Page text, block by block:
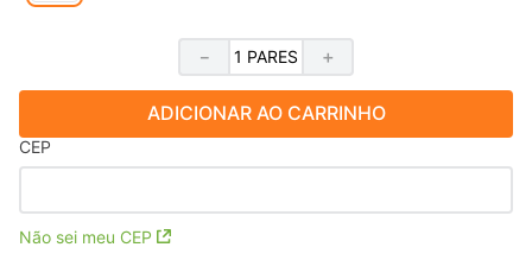
＋
－
ADICIONAR AO CARRINHO
CEP
Não sei meu CEP